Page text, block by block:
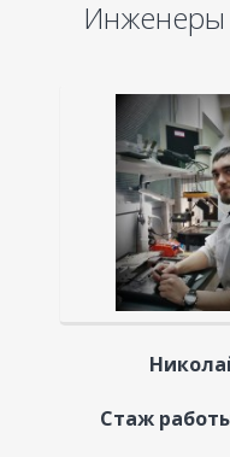
Инженеры
Стаж